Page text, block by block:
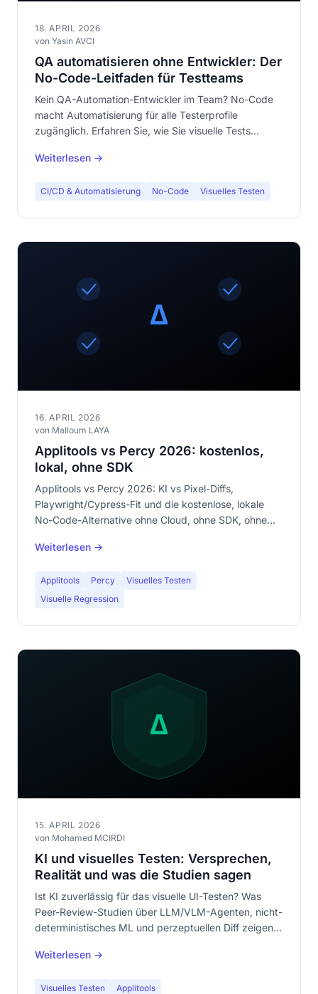
18. APRIL 2026
von Yasin AVCI
QA automatisieren ohne Entwickler: Der
No-Code-Leitfaden für Testteams
Kein QA-Automation-Entwickler im Team? No-Code
macht Automatisierung für alle Testerprofile
zugänglich. Erfahren Sie, wie Sie visuelle Tests
Weiterlesen →
CI/CD & Automatisierung No-Code Visuelles Testen
16. APRIL 2026
von Malloum LAYA
Applitools vs Percy 2026: kostenlos,
lokal, ohne SDK
Applitools vs Percy 2026: KI vs Pixel-Diffs,
Playwright/Cypress-Fit und die kostenlose, lokale
No-Code-Alternative ohne Cloud, ohne SDK, ohne
Weiterlesen →
Applitools Percy
Visuelles Testen
Visuelle Regression
15. APRIL 2026
von Mohamed MCIRDI
KI und visuelles Testen: Versprechen,
Realität und was die Studien sagen
Ist KI zuverlässig für das visuelle UI-Testen? Was
Peer-Review-Studien über LLM/VLM-Agenten, nicht-
deterministisches ML und perzeptuellen Diff zeigen
Ergänzung.
Weiterlesen →
Visuelles Testen Applitools